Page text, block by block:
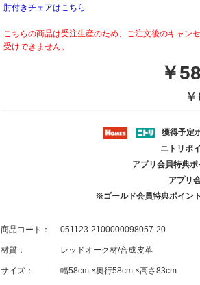
肘付きチェアはこちら
こちらの商品は受注生産のため、ご注文後のキャン
受けできません。
￥
獲得予定
ニトリポ
アプリ会員特典
アプリ
※ゴールド会員特典ポイン
商品コード： 051123-2100000098057-20
材質： レッドオーク材/合成皮革
サイズ： 幅58cm ×奥行58cm ×高さ83cm